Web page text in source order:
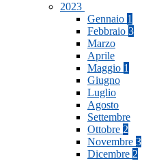
2023
Gennaio 1
Febbraio 3
Marzo
Aprile
Maggio 1
Giugno
Luglio
Agosto
Settembre
Ottobre 2
Novembre 3
Dicembre 2